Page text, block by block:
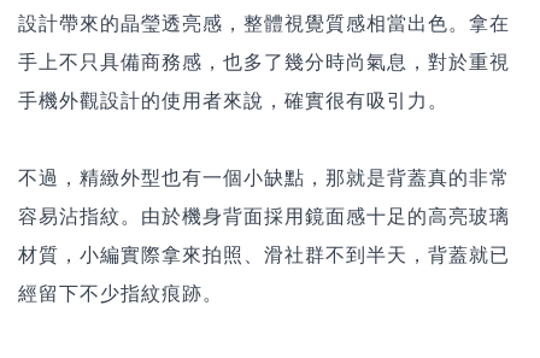
設計帶來的晶瑩透亮感，整體視覺質感相當出色。拿在
手上不只具備商務感，也多了幾分時尚氣息，對於重視
手機外觀設計的使用者來說，確實很有吸引力。
不過，精緻外型也有一個小缺點，那就是背蓋真的非常
容易沾指紋。由於機身背面採用鏡面感十足的高亮玻璃
材質，小編實際拿來拍照、滑社群不到半天，背蓋就已
經留下不少指紋痕跡。